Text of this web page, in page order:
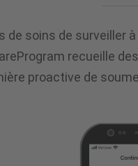
soins de surveiller
recueille
proactive de